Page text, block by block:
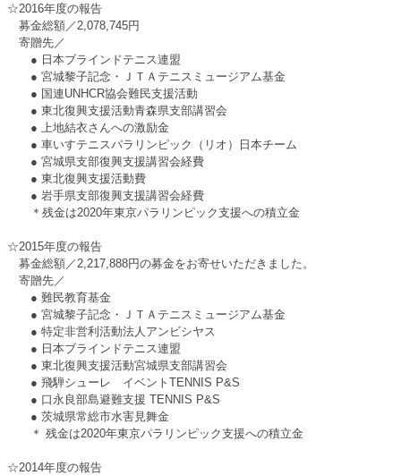
☆2016年度の報告
募金総額／2,078,745円
寄贈先／
● 日本ブラインドテニス連盟
● 宮城黎子記念・ＪＴＡテニスミュージアム基金
● 国連UNHCR協会難民支援活動
● 東北復興支援活動青森県支部講習会
● 上地結衣さんへの激励金
● 車いすテニスパラリンピック（リオ）日本チーム
● 宮城県支部復興支援講習会経費
● 東北復興支援活動費
● 岩手県支部復興支援講習会経費
＊残金は2020年東京パラリンピック支援への積立金
☆2015年度の報告
募金総額／2,217,888円の募金をお寄せいただきました。
寄贈先／
● 難民教育基金
● 宮城黎子記念・ＪＴＡテニスミュージアム基金
● 特定非営利活動法人アンビシヤス
● 日本ブラインドテニス連盟
● 東北復興支援活動宮城県支部講習会
● 飛騨シューレ イベントTENNIS P&S
● 口永良部島避難支援 TENNIS P&S
● 茨城県常総市水害見舞金
＊ 残金は2020年東京パラリンピック支援への積立金
☆2014年度の報告